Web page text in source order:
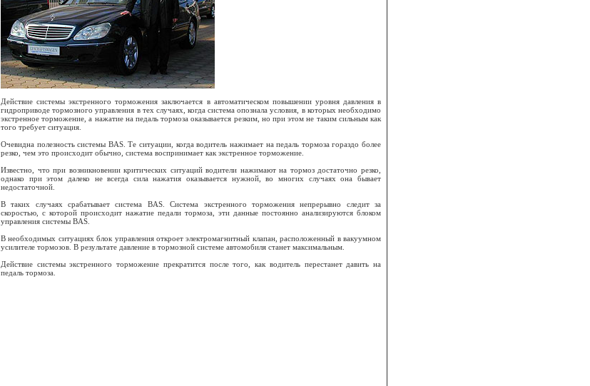
Действие системы экстренного торможения заключается в автоматическом повышении уровня давления в
гидроприводе тормозного управления в тех случаях, когда система опознала условия, в которых необходимо
экстренное торможение, а нажатие на педаль тормоза оказывается резким, но при этом не таким сильным как
того требует ситуация.
Очевидна полезность системы BAS. Те ситуации, когда водитель нажимает на педаль тормоза гораздо более
резко, чем это происходит обычно, система воспринимает как экстренное торможение.
Известно, что при возникновении критических ситуаций водители нажимают на тормоз достаточно резко,
однако при этом далеко не всегда сила нажатия оказывается нужной, во многих случаях она бывает
недостаточной.
В таких случаях срабатывает система BAS. Система экстренного торможения непрерывно следит за
скоростью, с которой происходит нажатие педали тормоза, эти данные постоянно анализируются блоком
управления системы BAS.
В необходимых ситуациях блок управления откроет электромагнитный клапан, расположенный в вакуумном
усилителе тормозов. В результате давление в тормозной системе автомобиля станет максимальным.
Действие системы экстренного торможение прекратится после того, как водитель перестанет давить на
педаль тормоза.